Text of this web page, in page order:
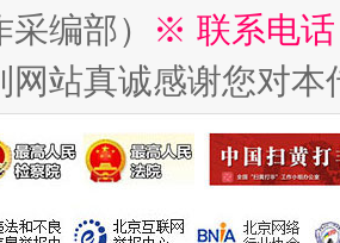
大"原罪" "炒
采编部）
※ 联系电
网站真诚感谢您对